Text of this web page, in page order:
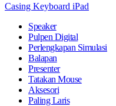
Casing Keyboard iPad
Speaker
Pulpen Digital
Perlengkapan Simulasi
Balapan
Presenter
Tatakan Mouse
Aksesori
Paling Laris